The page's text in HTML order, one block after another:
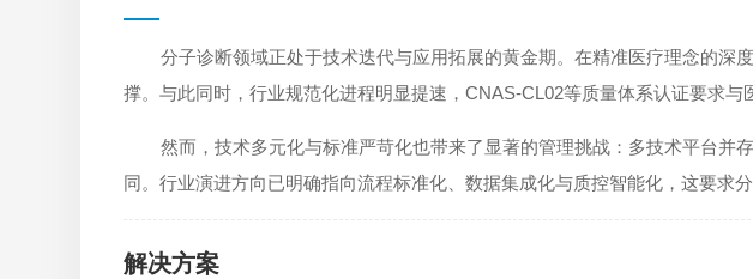
分子诊断领域正处于技术迭代与应用拓展的黄金期。在精准医疗理念的
撑。与此同时，行业规范化进程明显提速，CNAS-CL02等质量体系认证要求
然而，技术多元化与标准严苛化也带来了显著的管理挑战：多技术平台
同。行业演进方向已明确指向流程标准化、数据集成化与质控智能化，这要求
解决方案